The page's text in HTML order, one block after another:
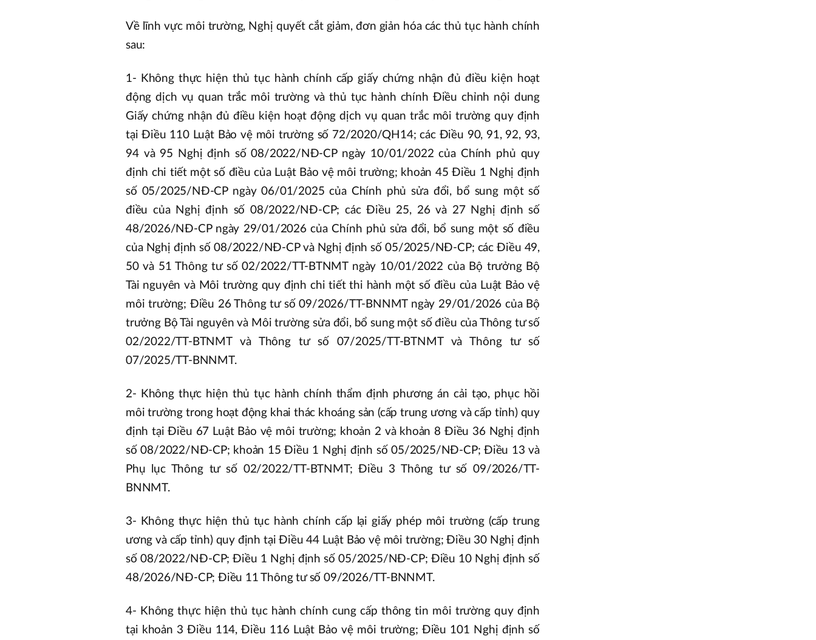
Về lĩnh vực môi trường, Nghị quyết cắt giảm, đơn giản hóa các thủ tục hành chính
sau:
1- Không thực hiện thủ tục hành chính cấp giấy chứng nhận đủ điều kiện hoạt
động dịch vụ quan trắc môi trường và thủ tục hành chính Điều chỉnh nội dung
Giấy chứng nhận đủ điều kiện hoạt động dịch vụ quan trắc môi trường quy định
tại Điều 110 Luật Bảo vệ môi trường số 72/2020/QH14; các Điều 90, 91, 92, 93,
94 và 95 Nghị định số 08/2022/NĐ-CP ngày 10/01/2022 của Chính phủ quy
định chi tiết một số điều của Luật Bảo vệ môi trường; khoản 45 Điều 1 Nghị định
số 05/2025/NĐ-CP ngày 06/01/2025 của Chính phủ sửa đổi, bổ sung một số
điều của Nghị định số 08/2022/NĐ-CP; các Điều 25, 26 và 27 Nghị định số
48/2026/NĐ-CP ngày 29/01/2026 của Chính phủ sửa đổi, bổ sung một số điều
của Nghị định số 08/2022/NĐ-CP và Nghị định số 05/2025/NĐ-CP; các Điều 49,
50 và 51 Thông tư số 02/2022/TT-BTNMT ngày 10/01/2022 của Bộ trưởng Bộ
Tài nguyên và Môi trường quy định chi tiết thi hành một số điều của Luật Bảo vệ
môi trường; Điều 26 Thông tư số 09/2026/TT-BNNMT ngày 29/01/2026 của Bộ
trưởng Bộ Tài nguyên và Môi trường sửa đổi, bổ sung một số điều của Thông tư số
02/2022/TT-BTNMT và Thông tư số 07/2025/TT-BTNMT và Thông tư số
07/2025/TT-BNNMT.
2- Không thực hiện thủ tục hành chính thẩm định phương án cải tạo, phục hồi
môi trường trong hoạt động khai thác khoáng sản (cấp trung ương và cấp tỉnh) quy
định tại Điều 67 Luật Bảo vệ môi trường; khoản 2 và khoản 8 Điều 36 Nghị định
số 08/2022/NĐ-CP; khoản 15 Điều 1 Nghị định số 05/2025/NĐ-CP; Điều 13 và
Phụ lục Thông tư số 02/2022/TT-BTNMT; Điều 3 Thông tư số 09/2026/TT-
BNNMT.
3- Không thực hiện thủ tục hành chính cấp lại giấy phép môi trường (cấp trung
ương và cấp tỉnh) quy định tại Điều 44 Luật Bảo vệ môi trường; Điều 30 Nghị định
số 08/2022/NĐ-CP; Điều 1 Nghị định số 05/2025/NĐ-CP; Điều 10 Nghị định số
48/2026/NĐ-CP; Điều 11 Thông tư số 09/2026/TT-BNNMT.
4- Không thực hiện thủ tục hành chính cung cấp thông tin môi trường quy định
tại khoản 3 Điều 114, Điều 116 Luật Bảo vệ môi trường; Điều 101 Nghị định số